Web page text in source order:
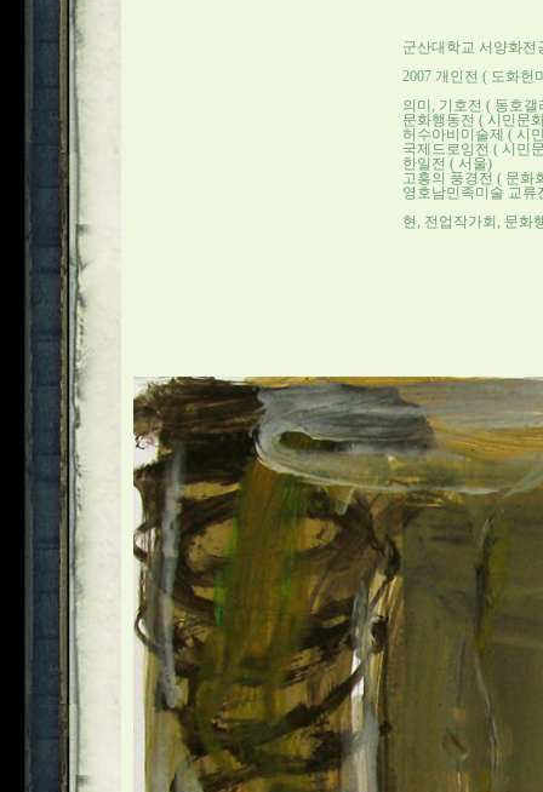
군산대학교 서양화전
2007 개인전 ( 도화헌
의미, 기호전 ( 동호갤
문화행동전 ( 시민문
허수아비미술제 ( 시
국제드로잉전 ( 시민
한일전 ( 서울)
고흥의 풍경전 ( 문화
영호남민족미술 교류
현, 전업작가회, 문화